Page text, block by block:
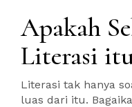
Apakah
Literasi
Literasi tak hanya
luas dari itu.